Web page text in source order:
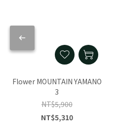
Flower MOUNTAIN YAMANO
3
NT$5,900
NT$5,310